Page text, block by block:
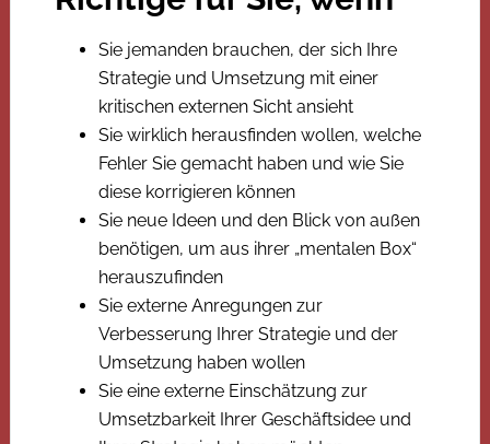
Sie jemanden brauchen, der sich Ihre
Strategie und Umsetzung mit einer
kritischen externen Sicht ansieht
Sie wirklich herausfinden wollen, welche
Fehler Sie gemacht haben und wie Sie
diese korrigieren können
Sie neue Ideen und den Blick von außen
benötigen, um aus ihrer „mentalen Box“
herauszufinden
Sie externe Anregungen zur
Verbesserung Ihrer Strategie und der
Umsetzung haben wollen
Sie eine externe Einschätzung zur
Umsetzbarkeit Ihrer Geschäftsidee und